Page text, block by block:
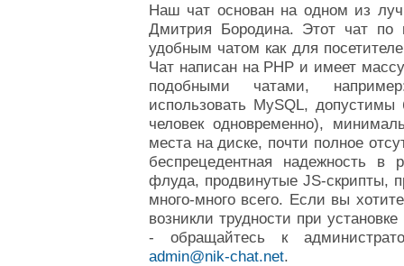
Наш чат основан на одном из
Дмитрия Бородина. Этот чат по
удобным чатом как для
Чат написан на PHP и имеет
подобными чатами,
использовать MySQL,
человек одновременно),
места на диске, почти полное
беспрецедентная надежность в
флуда, продвинутые JS-скрипты,
много-много всего. Если вы
возникли трудности при
-обращайтесь к
admin@nik-chat.net.